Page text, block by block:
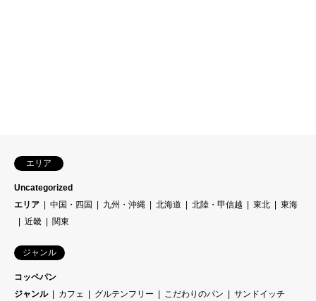
エリア
Uncategorized
エリア
中国・四国 九州・沖縄 北海道 北陸・甲信越 東北
東海
近畿
関東
ジャンル
コッペパン
ジャンル
カフェ グルテンフリー こだわりのパン
サンドイッチ